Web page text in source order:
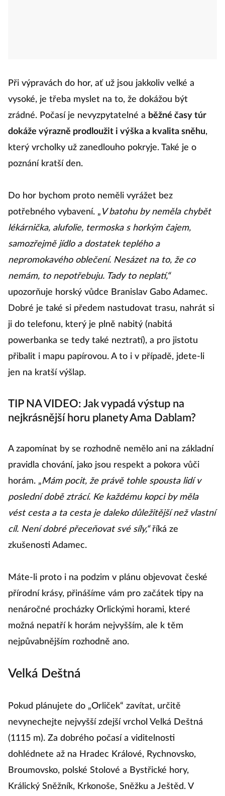
Při výpravách do hor, ať už jsou jakkoliv velké a
vysoké, je třeba myslet na to, že dokážou být
zrádné. Počasí je nevyzpytatelné a běžné časy túr
dokáže výrazně prodloužit i výška a kvalita sněhu,
který vrcholky už zanedlouho pokryje. Také je o
poznání kratší den.
Do hor bychom proto neměli vyrážet bez
potřebného vybavení. „ V batohu by neměla chybět
lékárnička, alufolie, termoska s horkým čajem,
samozřejmě jídlo a dostatek teplého a
nepromokavého oblečení. Nesázet na to, že co
nemám, to nepotřebuju. Tady to neplatí,“
upozorňuje horský vůdce Branislav Gabo Adamec.
Dobré je také si předem nastudovat trasu, nahrát si
ji do telefonu, který je plně nabitý (nabitá
powerbanka se tedy také neztratí), a pro jistotu
přibalit i mapu papírovou. A to i v případě, jdete-li
jen na kratší výšlap.
TIP NA VIDEO: Jak vypadá výstup na
nejkrásnější horu planety Ama Dablam?
A zapomínat by se rozhodně nemělo ani na základní
pravidla chování, jako jsou respekt a pokora vůči
horám. „Mám pocit, že právě tohle spousta lidí v
poslední době ztrácí. Ke každému kopci by měla
vést cesta a ta cesta je daleko důležitější než vlastní
cíl. Není dobré přeceňovat své síly,“říká ze
zkušenosti Adamec.
Máte-li proto i na podzim v plánu objevovat české
přírodní krásy, přinášíme vám pro začátek tipy na
nenáročné procházky Orlickými horami, které
možná nepatří k horám nejvyšším, ale k těm
nejpůvabnějším rozhodně ano.
Velká Deštná
Pokud plánujete do „Orliček“ zavítat, určitě
nevynechejte nejvyšší zdejší vrchol Velká Deštná
(1115 m). Za dobrého počasí a viditelnosti
dohlédnete až na Hradec Králové, Rychnovsko,
Broumovsko, polské Stolové a Bystřické hory,
Králický Sněžník, Krkonoše, Sněžku a Ještěd. V